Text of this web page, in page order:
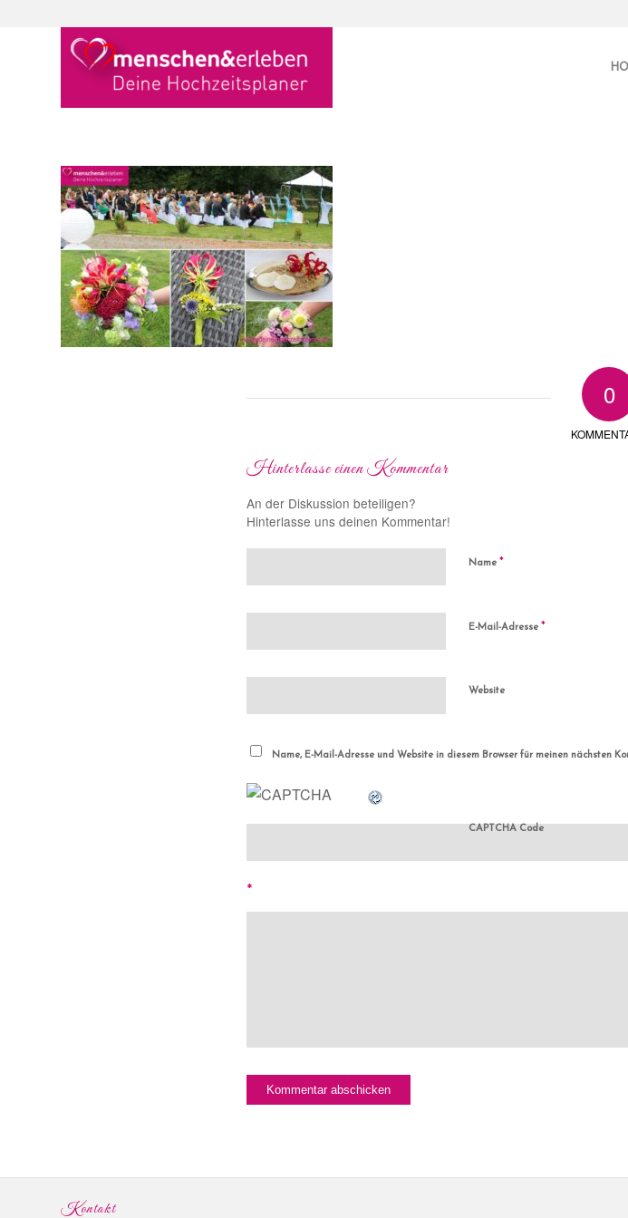
0
Hinterlasse einen Kommentar
An der Diskussion beteiligen?
Hinterlasse uns deinen Kommentar!
Name *
E-Mail-Adresse *
Website
Name, E-Mail-Adresse und Website in diesem Browser für meinen nächsten
CAPTCHA Code
*
Kontakt